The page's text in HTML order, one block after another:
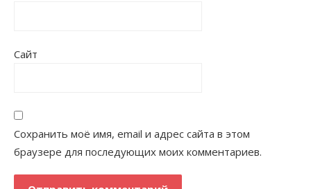
Сайт
Сохранить моё имя, email и адрес сайта в этом
браузере для последующих моих комментариев.